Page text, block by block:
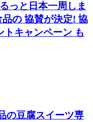
っと日本一周しま
の 協賛が決定! 協
トキャンペーン も
の豆腐スイーツ専